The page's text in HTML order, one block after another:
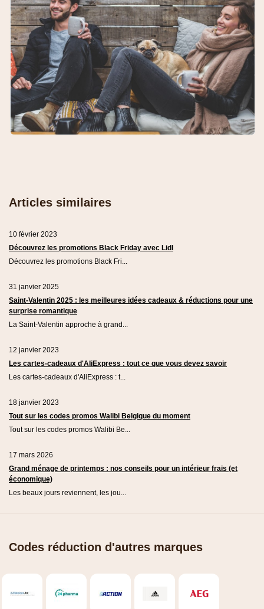
Articles similaires
10 février 2023
Découvrez les promotions Black Friday avec Lidl
Découvrez les promotions Black Fri...
31 janvier 2025
Saint-Valentin 2025 : les meilleures idées cadeaux & réductions pour une
surprise romantique
La Saint-Valentin approche à grand...
12 janvier 2023
Les cartes-cadeaux d'AliExpress : tout ce que vous devez savoir
Les cartes-cadeaux d'AliExpress : t...
18 janvier 2023
Tout sur les codes promos Walibi Belgique du moment
Tout sur les codes promos Walibi Be...
17 mars 2026
Grand ménage de printemps : nos conseils pour un intérieur frais (et
économique)
Les beaux jours reviennent, les jou...
Codes réduction d'autres marques